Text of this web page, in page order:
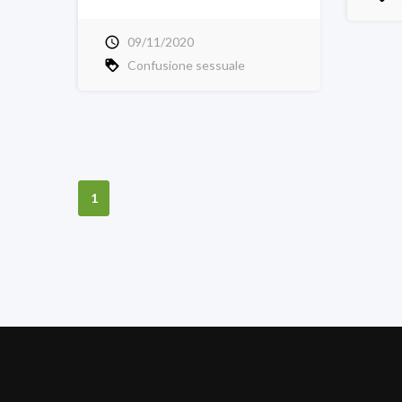
09/11/2020
Confusione sessuale
1